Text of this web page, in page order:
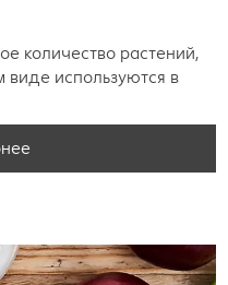
количество растений,
используются в